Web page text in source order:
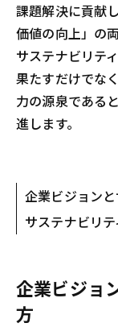
課題解決に貢献
価値の向上」の
サステナビリテ
果たすだけでな
力の源泉である
進します。
企業ビジョン
サステナビリ
企業ビジョ
方